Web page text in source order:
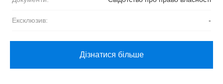
Ексклюзив: -
Дізнатися більше